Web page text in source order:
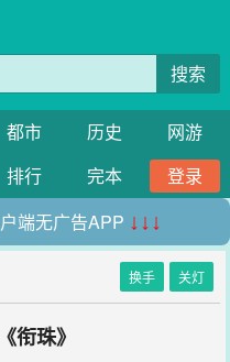
搜索
都市 历史
网游
排行 完本
登录
端无广告APP ↓↓↓
换手 关灯
衔珠》